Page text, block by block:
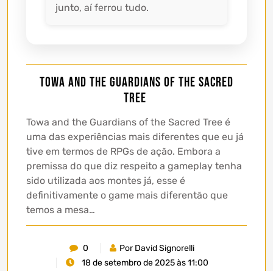
junto, aí ferrou tudo.
Towa and the Guardians of the Sacred
Tree
Towa and the Guardians of the Sacred Tree é
uma das experiências mais diferentes que eu já
tive em termos de RPGs de ação. Embora a
premissa do que diz respeito a gameplay tenha
sido utilizada aos montes já, esse é
definitivamente o game mais diferentão que
temos a mesa…
0
Por David Signorelli
18 de setembro de 2025 às 11:00